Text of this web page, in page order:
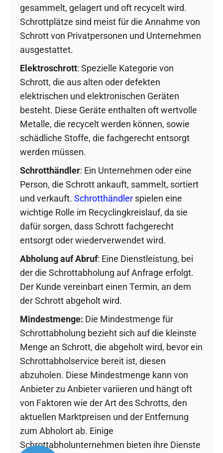
gesammelt, gelagert und oft recycelt wird.
Schrottplätze sind meist für die Annahme von
Schrott von Privatpersonen und Unternehmen
ausgestattet.
Elektroschrott: Spezielle Kategorie von
Schrott, die aus alten oder defekten
elektrischen und elektronischen Geräten
besteht. Diese Geräte enthalten oft wertvolle
Metalle, die recycelt werden können, sowie
schädliche Stoffe, die fachgerecht entsorgt
werden müssen.
Schrotthändler: Ein Unternehmen oder eine
Person, die Schrott ankauft, sammelt, sortiert
und verkauft. Schrotthändler spielen eine
wichtige Rolle im Recyclingkreislauf, da sie
dafür sorgen, dass Schrott fachgerecht
entsorgt oder wiederverwendet wird.
Abholung auf Abruf: Eine Dienstleistung, bei
der die Schrottabholung auf Anfrage erfolgt.
Der Kunde vereinbart einen Termin, an dem
der Schrott abgeholt wird.
Mindestmenge: Die Mindestmenge für
Schrottabholung bezieht sich auf die kleinste
Menge an Schrott, die abgeholt wird, bevor ein
Schrottabholservice bereit ist, diesen
abzuholen. Diese Mindestmenge kann von
Anbieter zu Anbieter variieren und hängt oft
von Faktoren wie der Art des Schrotts, den
aktuellen Marktpreisen und der Entfernung
zum Abholort ab. Einige
Schrottabholunternehmen bieten ihre Dienste